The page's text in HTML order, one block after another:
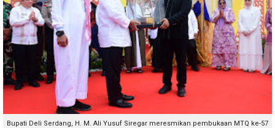
Bupati Deli Serdang, H. M. Ali Yusuf Siregar meresmikan pembukaan MTQ ke-57